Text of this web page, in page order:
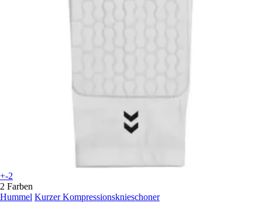
+-2
2 Farben
Hummel Kurzer Kompressionsknieschoner